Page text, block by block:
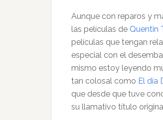
Aunque con reparos y
las películas de Quentin
películas que tengan
especial con el
mismo estoy leyendo
tan colosal como El día
que desde que tuve
su llamativo título